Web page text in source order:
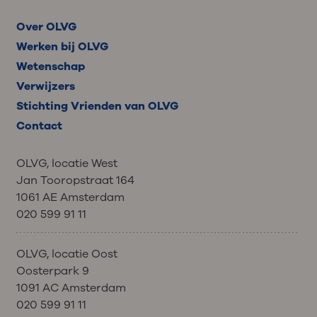
Over OLVG
Werken bij OLVG
Wetenschap
Verwijzers
Stichting Vrienden van OLVG
Contact
OLVG, locatie West
Jan Tooropstraat 164
1061 AE Amsterdam
020 599 91 11
OLVG, locatie Oost
Oosterpark 9
1091 AC Amsterdam
020 599 91 11